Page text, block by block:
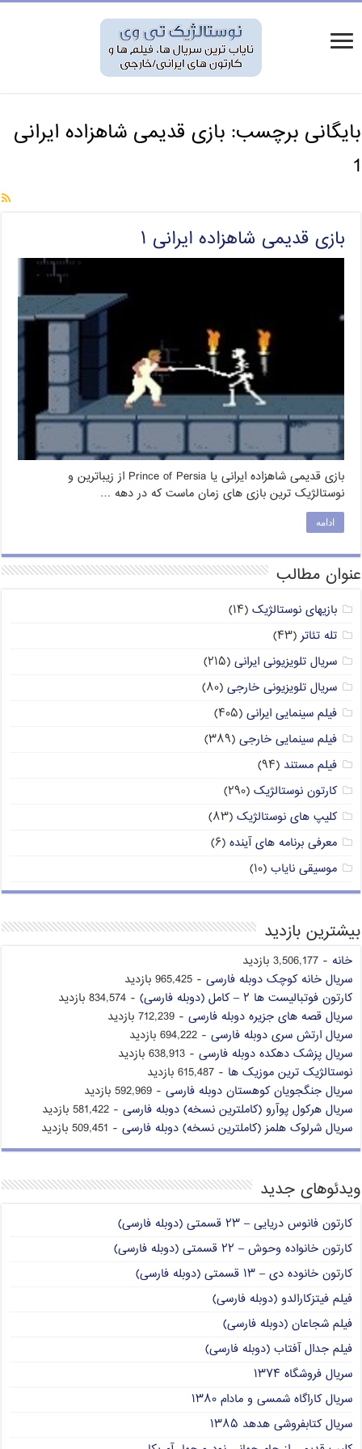
بایگانی برچسب:بازی قدیمی شاهزاده ایرانی
1
بازی قدیمی شاهزاده ایرانی ۱
بازی قدیمی شاهزاده ایرانی یا Prince of Persia از زیباترین و
نوستالژیک ترین بازی های زمان ماست که در دهه …
ادامه
عنوان مطالب
بازیهای نوستالژیک (۱۴)
تله تئاتر (۴۳)
سریال تلویزیونی ایرانی (۲۱۵)
سریال تلویزیونی خارجی (۸۰)
فیلم سینمایی ایرانی (۴۰۵)
فیلم سینمایی خارجی (۳۸۹)
فیلم مستند (۹۴)
کارتون نوستالژیک (۲۹۰)
کلیپ های نوستالژیک (۸۳)
معرفی برنامه های آینده (۶)
موسیقی نایاب (۱۰)
بیشترین بازدید
خانه - 3,506,177 بازدید
سریال خانه کوچک دوبله فارسی - 965,425 بازدید
کارتون فوتبالیست ها ۲ – کامل (دوبله فارسی)
- 834,574 بازدید
سریال قصه های جزیره دوبله فارسی - 712,239 بازدید
سریال ارتش سری دوبله فارسی - 694,222 بازدید
سریال پزشک دهکده دوبله فارسی - 638,913 بازدید
نوستالژیک ترین موزیک ها - 615,487 بازدید
سریال جنگجویان کوهستان دوبله فارسی - 592,969 بازدید
سریال هرکول پوآرو (کاملترین نسخه) دوبله فارسی - 581,422 بازدید
سریال شرلوک هلمز (کاملترین نسخه) دوبله فارسی - 509,451 بازدید
ویدئوهای جدید
کارتون فانوس دریایی – ۲۳ قسمتی (دوبله فارسی)
کارتون خانواده وحوش – ۲۲ قسمتی (دوبله فارسی)
کارتون خانوده دی – ۱۳ قسمتی (دوبله فارسی)
فیلم فیتزکارالدو (دوبله فارسی)
فیلم شجاعان (دوبله فارسی)
فیلم جدال آفتاب (دوبله فارسی)
سریال فروشگاه ۱۳۷۴
سریال کاراگاه شمسی و مادام ۱۳۸۰
سریال کتابفروشی هدهد ۱۳۸۵